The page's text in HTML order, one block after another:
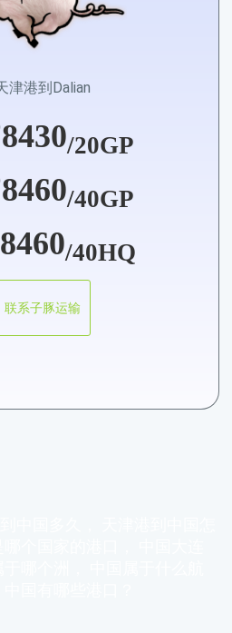
津港到Dalian
8430/20GP
8460/40GP
8460/40HQ
联系子豚运输